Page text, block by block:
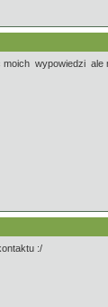
wypowiedzi
:/